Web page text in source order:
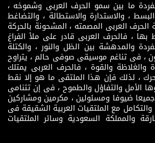
ما بين سمو الحرف العربى وشموخه ،
، والاستدارة والاستطالة ، والتضاغط
الحرف العربى المصمته ، المشحونة بالحركة
بها ، فالحرف العربى قادر على ملأ الفراغ
والمدهشة بين الظل والنور ، والكتلة
، فى تناغم موسيقى صوفى حالم ، يتراوح
والغلاظة والقوة ، فالحرف العربى يمتلك
، لذلك فإن هذا الملتقى ما هو إلا نقط
الأمل والتفاؤل والطموح ، فى إن تتنامى
ضيوفا ومسئولين ، مكرمين ومشاركين
مع الملتقيات العربية الشقيقة فى
والمملكة السعودية وسائر الملتقيات